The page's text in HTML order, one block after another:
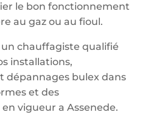
le bon fonctionnement
au gaz ou au fioul.
un chauffagiste qualifié
installations,
dépannages bulex dans
et des
vigueur a Assenede.